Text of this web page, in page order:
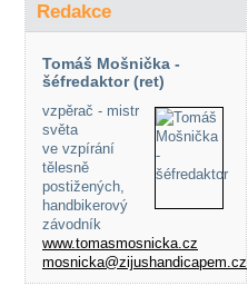
Redakce
Tomáš Mošnička -
šéfredaktor (ret)
vzpěrač - mistr
světa
ve vzpírání
tělesně
postižených,
handbikerový
závodník
www.tomasmosnicka.cz
mosnicka@zijushandicapem.cz